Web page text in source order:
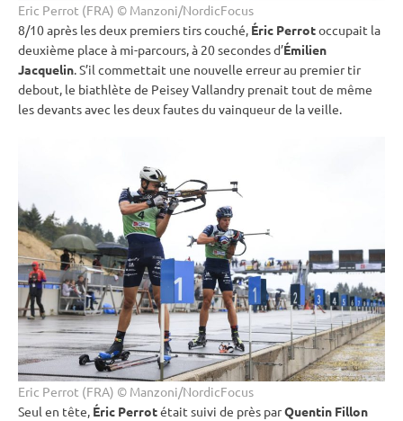
Eric Perrot (FRA) © Manzoni/NordicFocus
8/10 après les deux premiers tirscouché, Éric Perrotoccupait la
deuxième place à mi-parcours, à 20 secondes d’Émilien
Jacquelin. S’il commettait une nouvelle erreur au premier tir
debout, le biathlète de Peisey Vallandry prenait tout de même
les devants avec les deux fautes du vainqueur de la veille.
Eric Perrot (FRA) © Manzoni/NordicFocus
Seul en tête, Éric Perrotétait suivi de près parQuentin Fillon